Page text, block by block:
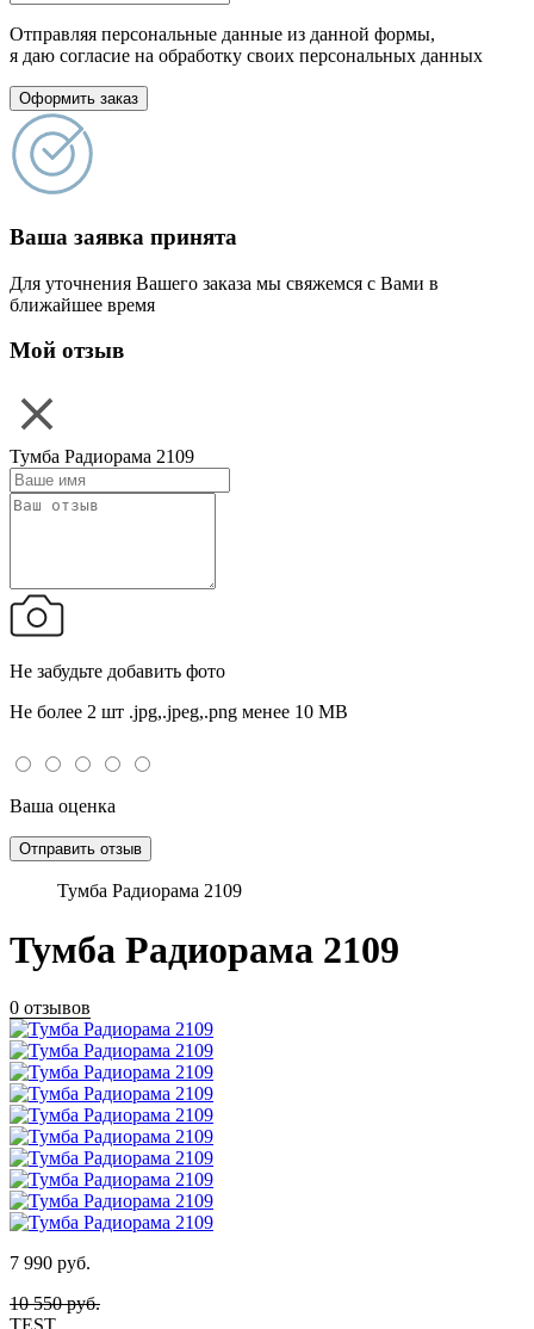
Отправляя персональные данные из данной формы,
я даю согласие на обработку своих персональных данных
Оформить заказ
Ваша заявка принята
Для уточнения Вашего заказа мы свяжемся с Вами в
ближайшее время
Мой отзыв
Тумба Радиорама 2109
Не забудьте добавить фото
Не более 2 шт .jpg,.jpeg,.png менее 10 MB
Ваша оценка
Тумба Радиорама 2109
Тумба Радиорама 2109
0 отзывов
7 990 руб.
10 550руб.
TEST